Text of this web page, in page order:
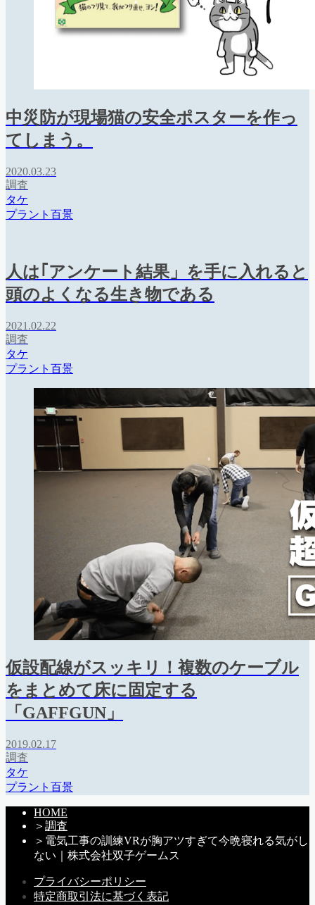
中災防が現場猫の安全ポスターを作っ
てしまう。
2020.03.23
調査
タケ
プラント百景
人は｢アンケート結果」を手に入れると
頭のよくなる生き物である
2021.02.22
調査
タケ
プラント百景
仮設配線がスッキリ！複数のケーブル
をまとめて床に固定する
「GAFFGUN」
2019.02.17
調査
タケ
プラント百景
HOME
＞ 調査
＞ 電気工事の訓練VRが胸アツすぎて今晩寝れる気がし
ない｜株式会社双子ゲームス
プライバシーポリシー
特定商取引法に基づく表記